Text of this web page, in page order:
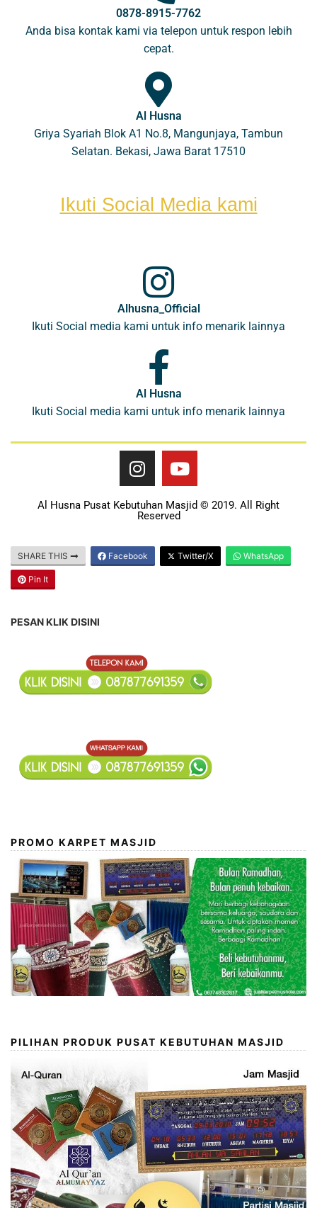
0878-8915-7762
Anda bisa kontak kami via telepon untuk respon lebih
cepat.
Al Husna
Griya Syariah Blok A1 No.8, Mangunjaya, Tambun
Selatan. Bekasi, Jawa Barat 17510
Ikuti Social Media kami
Alhusna_Official
Ikuti Social media kami untuk info menarik lainnya
Al Husna
Ikuti Social media kami untuk info menarik lainnya
Al Husna Pusat Kebutuhan Masjid © 2019. All Right
Reserved
SHARE THIS Facebook Twitter/X WhatsApp
Pin It
PESAN KLIK DISINI
PROMO KARPET MASJID
PILIHAN PRODUK PUSAT KEBUTUHAN MASJID